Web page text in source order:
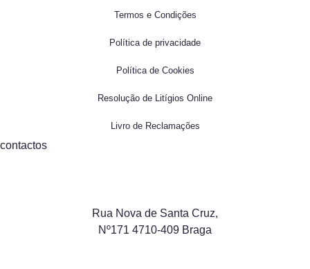
Termos e Condições
Política de privacidade
Política de Cookies
Resolução de Litígios Online
Livro de Reclamações
contactos
Rua Nova de Santa Cruz,
Nº171 4710-409 Braga